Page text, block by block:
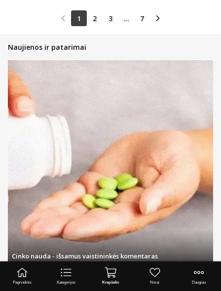
1 2 3 ... 7
Naujienos ir patarimai
Visi straipsniai
Cinko nauda - išsamus vaistininkės komentaras
Pagrindinis Kategorijos Krepšelis Norai Daugiau